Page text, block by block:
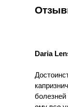
Daria
болезней